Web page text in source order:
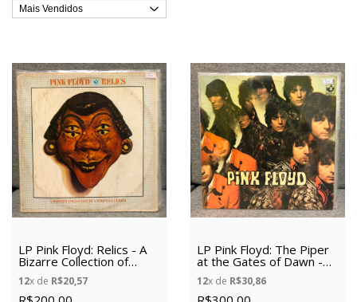
LP Pink Floyd: Relics - A
Bizarre Collection of
Antiques e Curios (1974)
- (Vinil usado)
12x de R$20,57
LP Pink Floyd: The Piper
at the Gates of Dawn -
(1967) - (Vinil Usado)
12x de R$30,86